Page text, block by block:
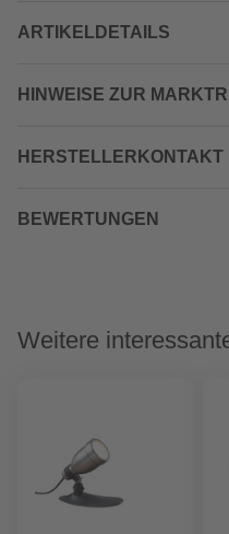
ARTIKELDETAILS
HINWEISE ZUR
HERSTELLERKONTAKT
BEWERTUNGEN
Weitere